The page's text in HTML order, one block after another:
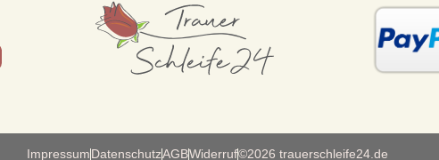
ImpressumDatenschutzAGBWiderruf©2026 trauerschleife24.de